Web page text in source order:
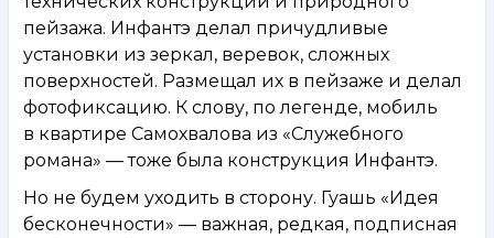
пейзажа. Инфантэ делал причудливые
установки из зеркал, веревок, сложных
поверхностей. Размещал их в пейзаже и делал
фотофиксацию. К слову, по легенде, мобиль
в квартире Самохвалова из «Служебного
романа» — тоже была конструкция Инфантэ.
Но не будем уходить в сторону. Гуашь «Идея
бесконечности» — важная, редкая, подписная